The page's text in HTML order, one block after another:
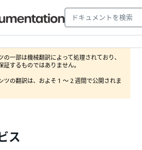
の一部は機械翻訳によって処理されており、
証するものではありません。
ツの翻訳は、およそ 1 ～ 2 週間で公開されま
ス